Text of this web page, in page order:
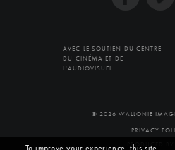
AVEC LE SOUTIEN DU CENTRE
DU CINÉMA ET DE
L'AUDIOVISUEL
© 2026 WALLONIE
PRIVACY
PRODUCED BY
To improve your experience, this site